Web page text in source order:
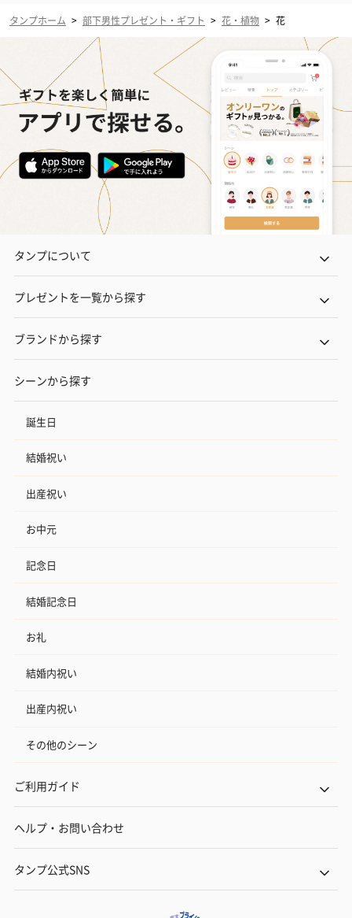
タンプホーム > 部下男性プレゼント・ギフト > 花・植物 > 花
タンプについて
プレゼントを一覧から探す
ブランドから探す
シーンから探す
誕生日
結婚祝い
出産祝い
お中元
記念日
結婚記念日
お礼
結婚内祝い
出産内祝い
その他のシーン
ご利用ガイド
ヘルプ・お問い合わせ
タンプ公式SNS